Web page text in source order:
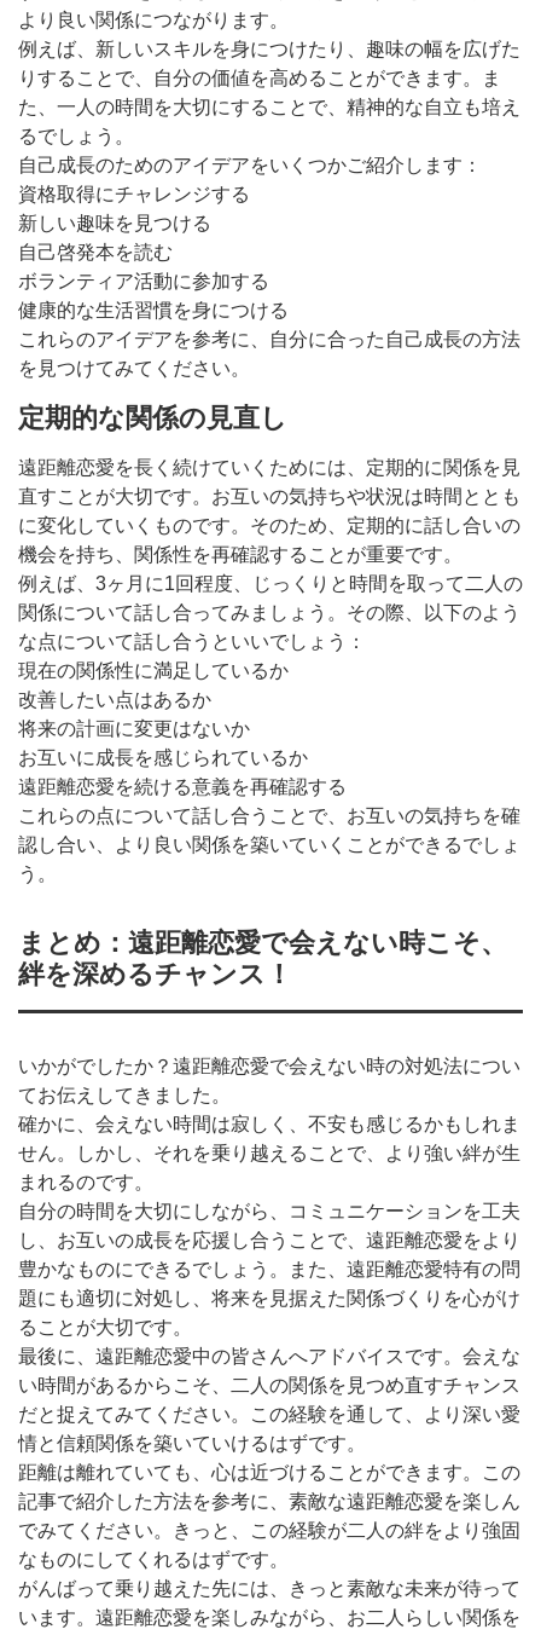
より良い関係につながります。
例えば、新しいスキルを身につけたり、趣味の幅を広げた
りすることで、自分の価値を高めることができます。ま
た、一人の時間を大切にすることで、精神的な自立も培え
るでしょう。
自己成長のためのアイデアをいくつかご紹介します：
資格取得にチャレンジする
新しい趣味を見つける
自己啓発本を読む
ボランティア活動に参加する
健康的な生活習慣を身につける
これらのアイデアを参考に、自分に合った自己成長の方法
を見つけてみてください。
定期的な関係の見直し
遠距離恋愛を長く続けていくためには、定期的に関係を見
直すことが大切です。お互いの気持ちや状況は時間ととも
に変化していくものです。そのため、定期的に話し合いの
機会を持ち、関係性を再確認することが重要です。
例えば、3ヶ月に1回程度、じっくりと時間を取って二人の
関係について話し合ってみましょう。その際、以下のよう
な点について話し合うといいでしょう：
現在の関係性に満足しているか
改善したい点はあるか
将来の計画に変更はないか
お互いに成長を感じられているか
遠距離恋愛を続ける意義を再確認する
これらの点について話し合うことで、お互いの気持ちを確
認し合い、より良い関係を築いていくことができるでしょ
う。
まとめ：遠距離恋愛で会えない時こそ、
絆を深めるチャンス！
いかがでしたか？遠距離恋愛で会えない時の対処法につい
てお伝えしてきました。
確かに、会えない時間は寂しく、不安も感じるかもしれま
せん。しかし、それを乗り越えることで、より強い絆が生
まれるのです。
自分の時間を大切にしながら、コミュニケーションを工夫
し、お互いの成長を応援し合うことで、遠距離恋愛をより
豊かなものにできるでしょう。また、遠距離恋愛特有の問
題にも適切に対処し、将来を見据えた関係づくりを心がけ
ることが大切です。
最後に、遠距離恋愛中の皆さんへアドバイスです。会えな
い時間があるからこそ、二人の関係を見つめ直すチャンス
だと捉えてみてください。この経験を通して、より深い愛
情と信頼関係を築いていけるはずです。
距離は離れていても、心は近づけることができます。この
記事で紹介した方法を参考に、素敵な遠距離恋愛を楽しん
でみてください。きっと、この経験が二人の絆をより強固
なものにしてくれるはずです。
がんばって乗り越えた先には、きっと素敵な未来が待って
います。遠距離恋愛を楽しみながら、お二人らしい関係を